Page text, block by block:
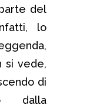
del
lo
si vede,
di
dalla